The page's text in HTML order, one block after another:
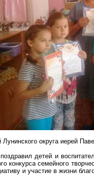
Лунинского округа иерей
детей и
конкурса семейного
и участие в жизни